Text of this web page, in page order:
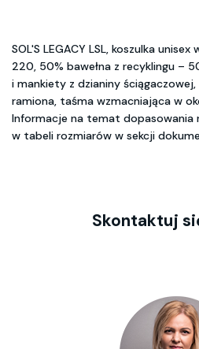
SOL'S LEGACY LSL, koszulka
220, 50% bawełna z recyklingu –
i mankiety z dzianiny
ramiona, taśma wzmacniająca w
Informacje na temat dopasowania
w tabeli rozmiarów w sekcji
Skontaktuj